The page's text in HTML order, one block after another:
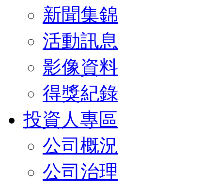
新聞集錦
活動訊息
影像資料
得獎紀錄
投資人專區
公司概況
公司治理